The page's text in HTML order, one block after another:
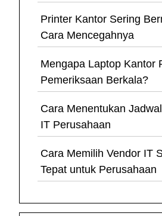
Printer Kantor Sering
Cara Mencegahnya
Mengapa Laptop Kantor
Pemeriksaan Berkala?
Cara Menentukan
IT Perusahaan
Cara Memilih Vendor IT
Tepat untuk Perusahaan